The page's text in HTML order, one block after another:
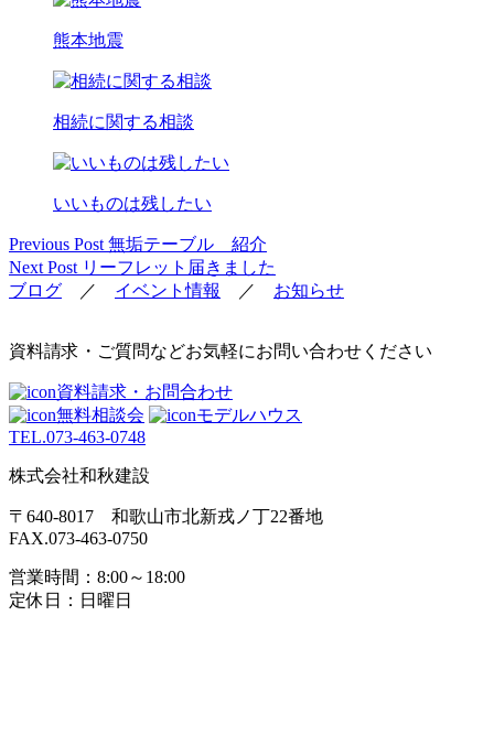
熊本地震
相続に関する相談
いいものは残したい
投
稿
ビ
ゲ
ー
シ
ン
Previous Post 無垢テーブル 紹介
Next Post リーフレット届きました
ブログ ／ イベント情報 ／ お知らせ
資料請求・ご質問などお気軽にお問い合わせください
資料請求・お問合わせ
無料相談会
モデルハウス
TEL.073-463-0748
株式会社和秋建設
〒640-8017 和歌山市北新戎ノ丁22番地
FAX.073-463-0750
営業時間：8:00～18:00
定休日：日曜日